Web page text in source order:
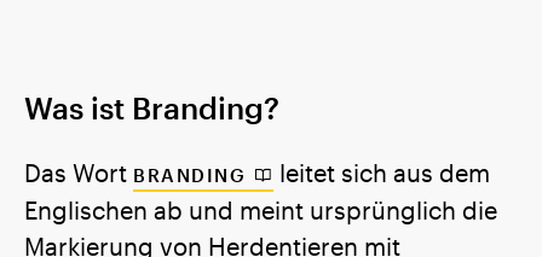
Was ist Branding?
Das Wort BRANDING
leitet sich aus dem
Englischen ab und meint ursprünglich die
Markierung von Herdentieren mit